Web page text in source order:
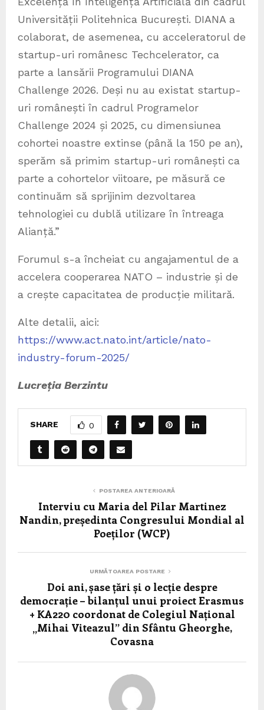
Universității Politehnica București. DIANA a
colaborat, de asemenea, cu acceleratorul de
startup-uri românesc Techcelerator, ca
parte a lansării Programului DIANA
Challenge 2026. Deși nu au existat startup-
uri românești în cadrul Programelor
Challenge 2024 și 2025, cu dimensiunea
cohortei noastre extinse (până la 150 pe an),
sperăm să primim startup-uri românești ca
parte a cohortelor viitoare, pe măsură ce
continuăm să sprijinim dezvoltarea
tehnologiei cu dublă utilizare în întreaga
Alianță.”
Forumul s-a încheiat cu angajamentul de a
accelera cooperarea NATO – industrie și de
a crește capacitatea de producție militară.
Alte detalii, aici:
https://www.act.nato.int/article/nato-
industry-forum-2025/
Lucreția Berzintu
SHARE 0
POSTAREA ANTERIOARĂ
Interviu cu Maria del Pilar Martinez
Nandin, președinta Congresului Mondial al
Poeților (WCP)
URMĂTOAREA POSTARE
Doi ani, șase țări și o lecție despre
democrație – bilanțul unui proiect Erasmus
+ KA220 coordonat de Colegiul Național
„Mihai Viteazul” din Sfântu Gheorghe,
Covasna